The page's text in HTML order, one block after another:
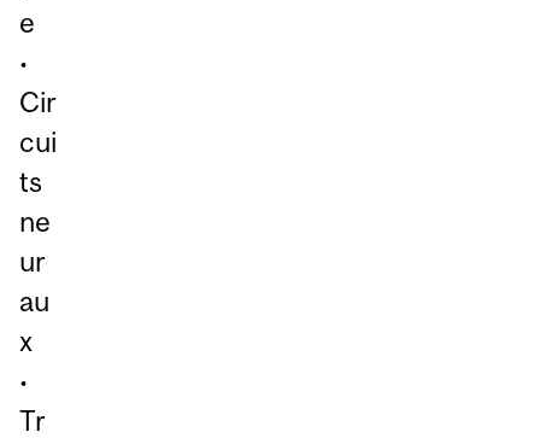
e
•
Cir
cui
ts
ne
ur
au
x
•
Tr